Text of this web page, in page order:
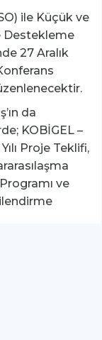
ile Küçük ve
Destekleme
27 Aralık
da
KOBİGEL –
Proje Teklifi,
ve